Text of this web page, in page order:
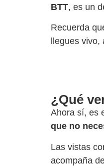
BTT, es un
Recuerda
llegues
¿Qué
Ahora sí, es
que no
Las vistas
acompaña